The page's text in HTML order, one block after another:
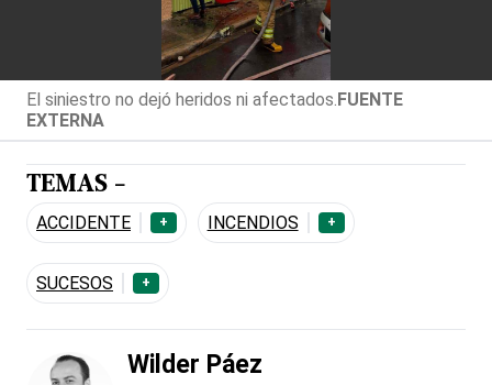
El siniestro no dejó heridos ni afectados. FUENTE
EXTERNA
TEMAS -
ACCIDENTE + INCENDIOS +
SUCESOS +
Wilder Páez